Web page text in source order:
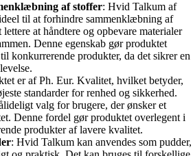
af stoffer: Hvid Talkum af
til at forhindre sammenklæbning af
at håndtere og opbevare materialer
Denne egenskab gør produktet
konkurrerende produkter, da det sikrer en
er af Ph. Eur. Kvalitet, hvilket betyder,
standarder for renhed og sikkerhed.
valg for brugere, der ønsker et
Denne fordel gør produktet overlegent i
produkter af lavere kvalitet.
: Hvid Talkum kan anvendes som pudder,